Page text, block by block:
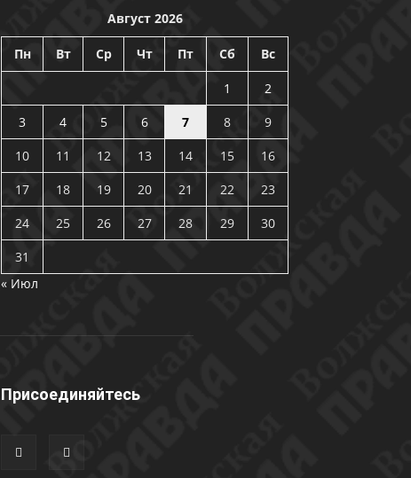
Август 2026
Пн Вт Ср Чт Пт Сб Вс
1
2
3
4 5 6 7 8
9
10
11 12 13 14 15
16
17
18 19 20 21 22
23
24
25 26 27 28 29
30
31
« Июл
Присоединяйтесь